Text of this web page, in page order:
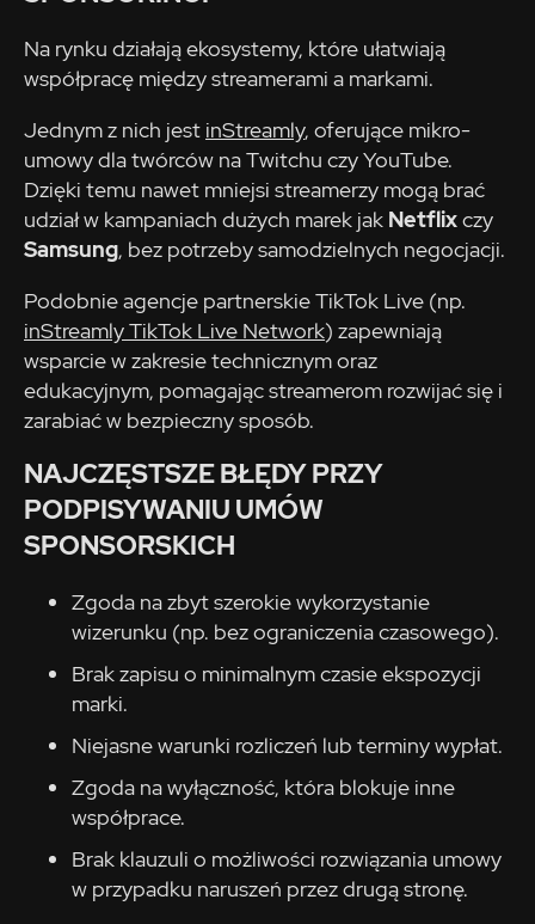
Na rynku działają ekosystemy, które ułatwiają
współpracę między streamerami a markami.
Jednym z nich jest inStreamly, oferujące mikro-
umowy dla twórców na Twitchu czy YouTube.
Dzięki temu nawet mniejsi streamerzy mogą brać
udział w kampaniach dużych marek jak Netflixczy
Samsung, bez potrzeby samodzielnych negocjacji.
Podobnie agencje partnerskie TikTok Live (np.
inStreamly TikTok Live Network) zapewniają
wsparcie w zakresie technicznym oraz
edukacyjnym, pomagając streamerom rozwijać się i
zarabiać w bezpieczny sposób.
NAJCZĘSTSZE BŁĘDY PRZY
PODPISYWANIU UMÓW
SPONSORSKICH
Zgoda na zbyt szerokie wykorzystanie
wizerunku (np. bez ograniczenia czasowego).
Brak zapisu o minimalnym czasie ekspozycji
marki.
Niejasne warunki rozliczeń lub terminy wypłat.
Zgoda na wyłączność, która blokuje inne
współprace.
Brak klauzuli o możliwości rozwiązania umowy
w przypadku naruszeń przez drugą stronę.